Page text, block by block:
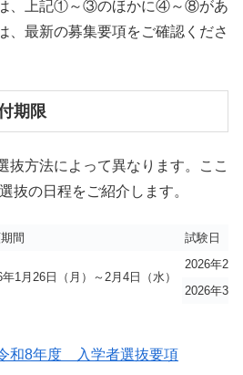
、上記①～③のほかに④～⑧があ
、最新の募集要項をご確認くださ
期限
抜方法によって異なります。ここ
抜の日程をご紹介します。
間
試験日
年1月 26 日（月）～2月 4 日（水）
2026年2月
2026年3月
和8年度 入学者選抜要項